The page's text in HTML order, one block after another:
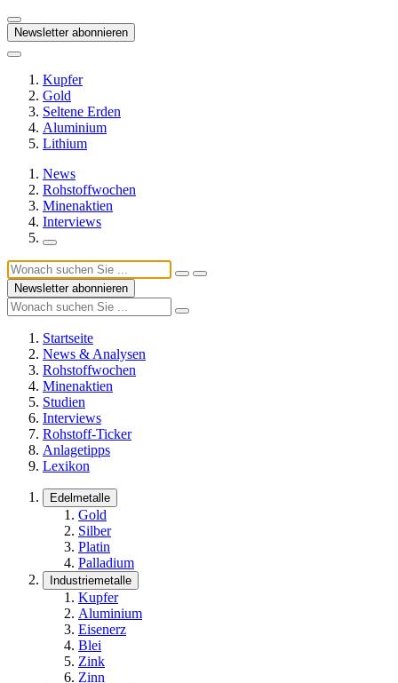
Newsletter abonnieren
Kupfer
Gold
Seltene Erden
Aluminium
Lithium
News
Rohstoffwochen
Minenaktien
Interviews
Newsletter abonnieren
Startseite
News & Analysen
Rohstoffwochen
Minenaktien
Studien
Interviews
Rohstoff-Ticker
Anlagetipps
Lexikon
Edelmetalle
Gold
Silber
Platin
Palladium
Industriemetalle
Kupfer
Aluminium
Eisenerz
Blei
Zink
Zinn